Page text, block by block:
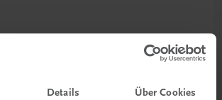
Details Über Cookies
sparen